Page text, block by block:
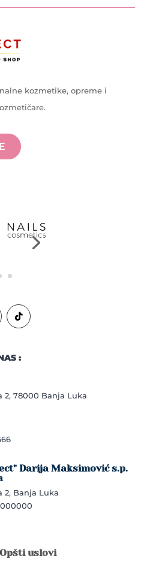
kozmetike, opreme i
:
2, 78000 Banja Luka
Darija Maksimović s.p.
2, Banja Luka
Opšti uslovi